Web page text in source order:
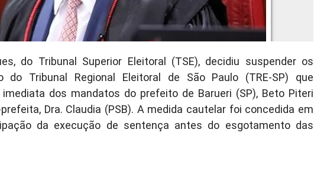
do Tribunal Superior Eleitoral (TSE), decidiu suspender os
Tribunal Regional Eleitoral de São Paulo (TRE-SP) que
dos mandatos do prefeito de Barueri (SP), Beto Piteri
Dra. Claudia (PSB). A medida cautelar foi concedida em
da execução de sentença antes do esgotamento das